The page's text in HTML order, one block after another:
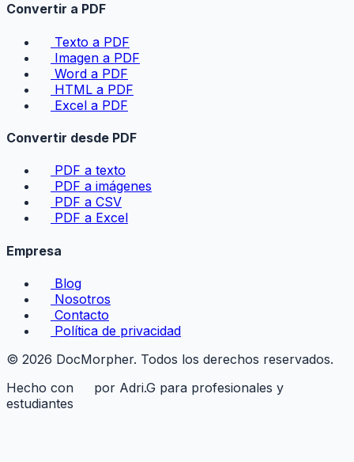
Convertir a PDF
Texto a PDF
Imagen a PDF
Word a PDF
HTML a PDF
Excel a PDF
Convertir desde PDF
PDF a texto
PDF a imágenes
PDF a CSV
PDF a Excel
Empresa
Blog
Nosotros
Contacto
Política de privacidad
© 2026 DocMorpher. Todos los derechos reservados.
Hecho con
por Adri.G para profesionales y
estudiantes